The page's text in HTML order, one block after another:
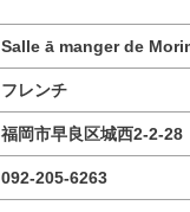
Salle ā manger de
フレンチ
福岡市早良区城西2-2-
092-205-6263